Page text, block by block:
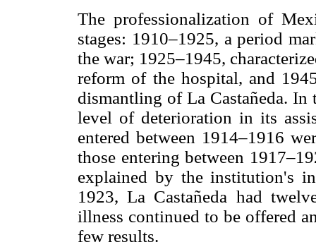
The professionalization of
stages: 1910–1925, a period
the war; 1925–1945,
reform of the hospital, and
dismantling of La Castañeda. In
level of deterioration in its
entered between 1914–1916
those entering between
explained by the institution's
1923, La Castañeda had
illness continued to be offered
few results.